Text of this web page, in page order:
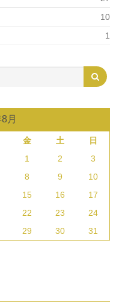
10
1
月
金 土
日
1
2
3
8 9
10
15 16
17
22 23
24
29 30
31